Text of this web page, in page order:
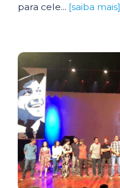
para cele... [saiba mais]